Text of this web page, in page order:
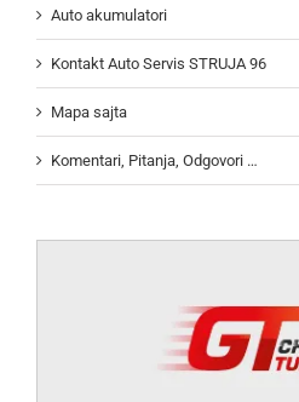
Auto akumulatori
Kontakt Auto Servis STRUJA 96
Mapa sajta
Komentari, Pitanja, Odgovori …